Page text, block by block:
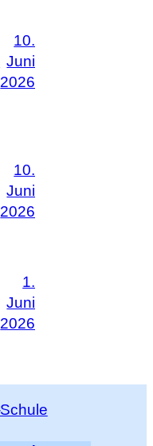
10.
Juni
2026
10.
Juni
2026
1.
Juni
2026